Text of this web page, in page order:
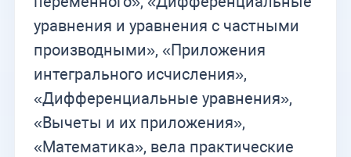
уравнения и уравнения с частными
производными», «Приложения
интегрального исчисления»,
«Дифференциальные уравнения»,
«Вычеты и их приложения»,
«Математика», вела практические